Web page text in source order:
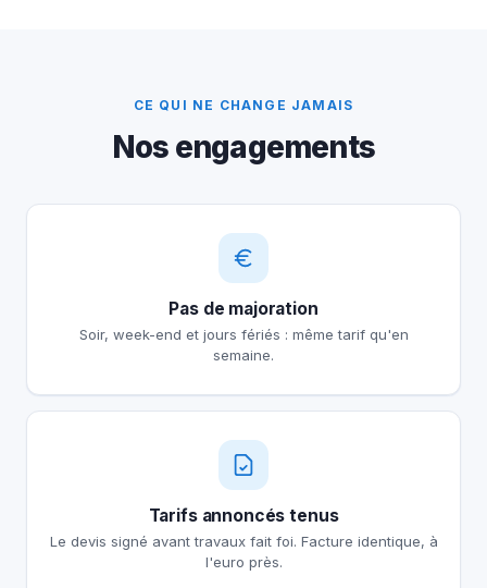
CE QUI NE CHANGE JAMAIS
Nos engagements
Pas de majoration
Soir, week-end et jours fériés : même tarif qu'en
semaine.
Tarifs annoncés tenus
Le devis signé avant travaux fait foi. Facture identique, à
l'euro près.